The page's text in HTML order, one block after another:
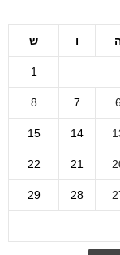
ו ש
1
6
7
8
14
15
21
22
28
29